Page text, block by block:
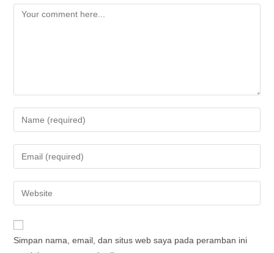
Simpan nama, email, dan situs web saya pada peramban ini